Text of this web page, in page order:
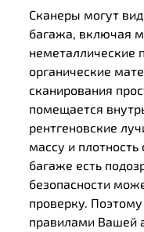
Сканеры могут
багажа, включая
неметаллические
органические
сканирования
помещается
рентгеновские
массу и
багаже есть
безопасности
проверку.
правилами Вашей